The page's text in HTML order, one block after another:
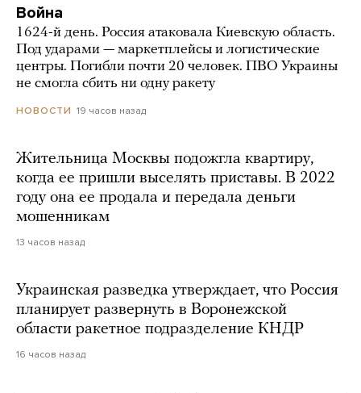
Война
1624-й день. Россия атаковала Киевскую область.
Под ударами — маркетплейсы и логистические
центры. Погибли почти 20 человек. ПВО Украины
не смогла сбить ни одну ракету
НОВОСТИ 19 часов назад
Жительница Москвы подожгла квартиру,
когда ее пришли выселять приставы. В 2022
году она ее продала и передала деньги
мошенникам
13 часов назад
Украинская разведка утверждает, что Россия
планирует развернуть в Воронежской
области ракетное подразделение КНДР
16 часов назад